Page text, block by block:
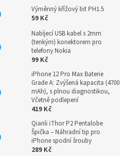
Výměnný křížový bit PH1.5
59 Kč
Nabíjecí USB kabel s 2mm
(tenkým) konektorem pro
telefony Nokia
99 Kč
iPhone 12 Pro Max Baterie
Grade A: Zvýšená kapacita (4700
mAh), s plnou diagnostikou,
Včetně podlepení
419 Kč
Qianli iThor P2 Pentalobe
Špička – Náhradní tip pro
iPhone spodní šrouby
289 Kč